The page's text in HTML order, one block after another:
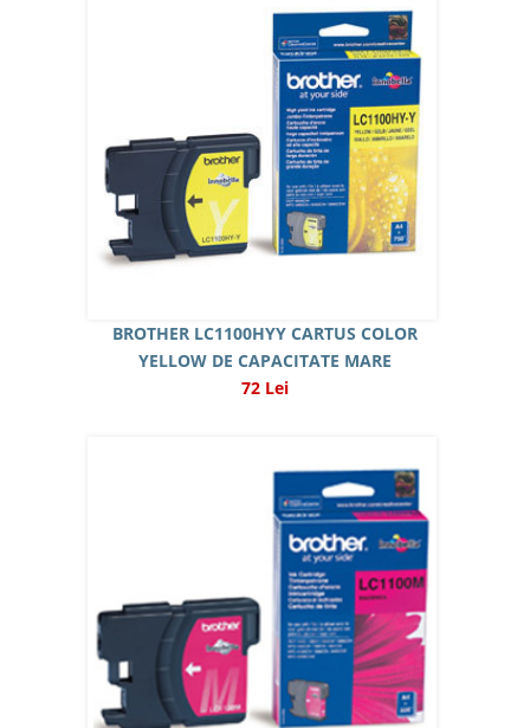
BROTHER LC1100HYY CARTUS COLOR
YELLOW DE CAPACITATE MARE
72 Lei